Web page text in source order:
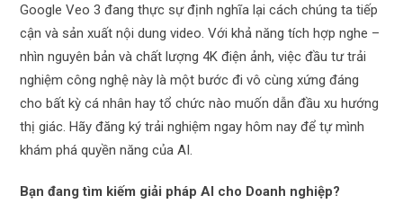
Google Veo 3 đang thực sự định nghĩa lại cách chúng ta tiếp
cận và sản xuất nội dung video. Với khả năng tích hợp nghe –
nhìn nguyên bản và chất lượng 4K điện ảnh, việc đầu tư trải
nghiệm công nghệ này là một bước đi vô cùng xứng đáng
cho bất kỳ cá nhân hay tổ chức nào muốn dẫn đầu xu hướng
thị giác. Hãy đăng ký trải nghiệm ngay hôm nay để tự mình
khám phá quyền năng của AI.
Bạn đang tìm kiếm giải pháp AI cho Doanh nghiệp?